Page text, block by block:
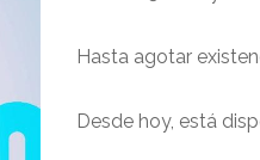
Hasta agotar
Desde hoy, está